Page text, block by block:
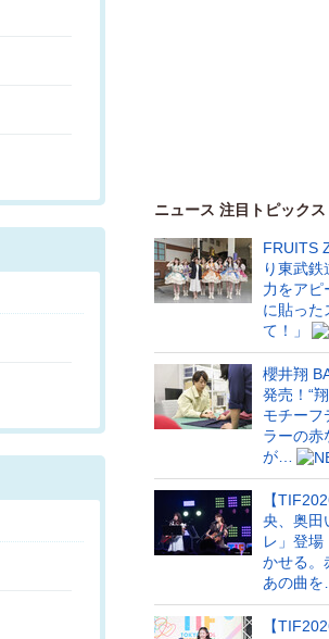
ニュース 注目トピックス
FRUITS
り東武
力をアピ
に貼った
て！」
櫻井翔
発売！“
モチーフ
ラーの赤
が…
【
央、奥田
レ」登
かせる。
あの曲を…
【